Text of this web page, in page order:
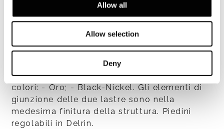
Allow all
Allow selection
Deny
Struttura
Formata da due lastre di acciaio inox lucido,
spessore mm 6, piegate e verniciate nei
colori: - Oro; - Black-Nickel. Gli elementi di
giunzione delle due lastre sono nella
medesima finitura della struttura. Piedini
regolabili in Delrin.